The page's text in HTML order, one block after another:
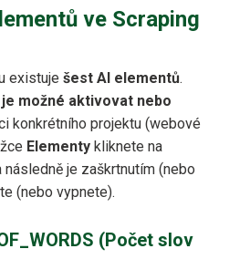
ve Scraping
existuje šest AI elementů.
možné aktivovat nebo
konkrétního projektu (webové
Elementy kliknete na
je zaškrtnutím (nebo
(nebo vypnete).
(Počet slov